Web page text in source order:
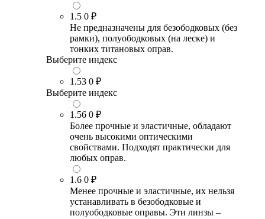
1.5 0 ₽
Не предназначены для безободковых (без
рамки), полуободковых (на леске) и
тонких титановых оправ.
Выберите индекс
1.53 0 ₽
Выберите индекс
1.56 0 ₽
Более прочные и эластичные, обладают
очень высокими оптическими
свойствами. Подходят практически для
любых оправ.
1.6 0 ₽
Менее прочные и эластичные, их нельзя
устанавливать в безободковые и
полуободковые оправы. Эти линзы –